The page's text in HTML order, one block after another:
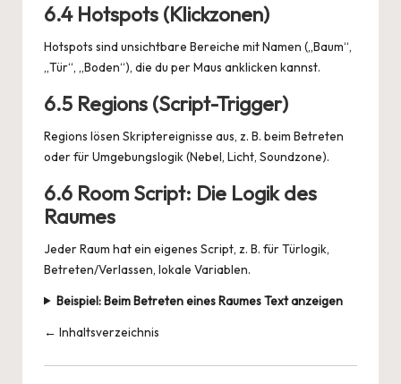
6.4 Hotspots (Klickzonen)
Hotspots sind unsichtbare Bereiche mit Namen („Baum“,
„Tür“, „Boden“), die du per Maus anklicken kannst.
6.5 Regions (Script-Trigger)
Regions lösen Skriptereignisse aus, z. B. beim Betreten
oder für Umgebungslogik (Nebel, Licht, Soundzone).
6.6 Room Script: Die Logik des
Raumes
Jeder Raum hat ein eigenes Script, z. B. für Türlogik,
Betreten/Verlassen, lokale Variablen.
Beispiel: Beim Betreten eines Raumes Text anzeigen
← Inhaltsverzeichnis